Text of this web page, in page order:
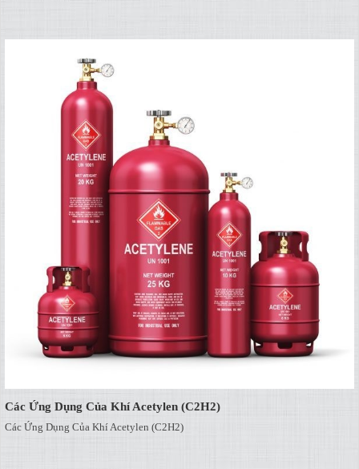
Các Ứng Dụng Của Khí Acetylen (C2H2)
Các Ứng Dụng Của Khí Acetylen (C2H2)